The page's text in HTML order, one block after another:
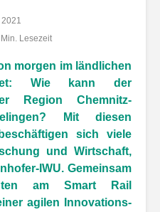
Lesezeit
morgen im ländlichen
Wie kann der
Region Chemnitz-
Mit diesen
sich viele
und Wirtschaft,
IWU. Gemeinsam
am Smart Rail
agilen Innovations-